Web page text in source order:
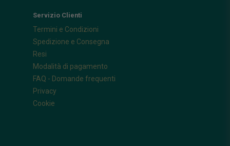
Servizio Clienti
Termini e Condizioni
Spedizione e Consegna
Resi
Modalità di pagamento
FAQ - Domande frequenti
Privacy
Cookie